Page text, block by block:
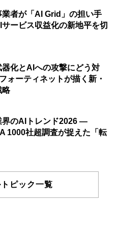
業者が「AI Grid」の担い手
ービス収益化の新地平を切
化とAIへの攻撃にどう対
ーティネットが描く新・
略
界のAIトレンド2026 ―
1000社超調査が捉えた「転
ピック一覧